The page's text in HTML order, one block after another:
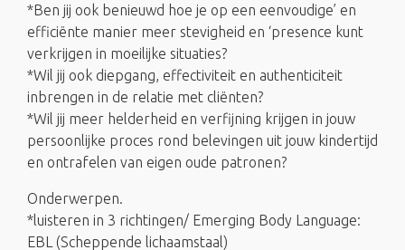
*Ben jij ook benieuwd hoe je op een eenvoudige’ en
efficiënte manier meer stevigheid en ‘presence kunt
verkrijgen in moeilijke situaties?
*Wil jij ook diepgang, effectiviteit en authenticiteit
inbrengen in de relatie met cliënten?
*Wil jij meer helderheid en verfijning krijgen in jouw
persoonlijke proces rond belevingen uit jouw kindertijd
en ontrafelen van eigen oude patronen?
Onderwerpen.
*luisteren in 3 richtingen/ Emerging Body Language:
EBL (Scheppende lichaamstaal)